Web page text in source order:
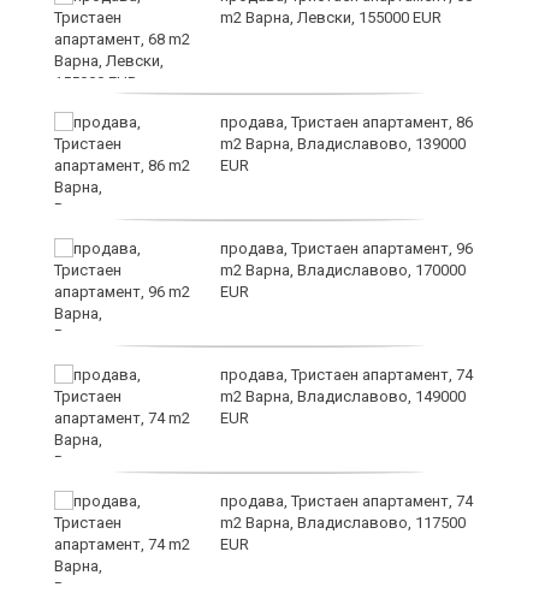
m2 Варна, Левски, 155000 EUR
продава, Тристаен апартамент, 86
m2 Варна, Владиславово, 139000
EUR
продава, Тристаен апартамент, 96
m2 Варна, Владиславово, 170000
EUR
продава, Тристаен апартамент, 74
m2 Варна, Владиславово, 149000
EUR
продава, Тристаен апартамент, 74
m2 Варна, Владиславово, 117500
EUR